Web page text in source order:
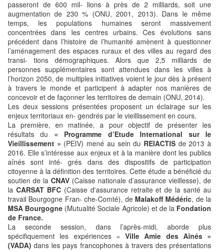
passeront de 600 mil- lions à près de 2 milliards, soit une
augmentation de 230 % (ONU, 2001, 2013). Dans le même
temps, les populations humaines seront massivement
concentrées dans les centres urbains. Ces évolutions sans
précédent dans l’histoire de l’humanité amènent à questionner
l’aménagement des espaces ruraux et des villes au regard des
transi- tions démographiques. Alors que 2,5 milliards de
personnes supplémentaires sont attendues dans les villes à
l’horizon 2050, de multiples initiatives voient le jour dès à présent
à travers le monde et participent à adapter nos manières de
concevoir et de façonner les territoires de demain (ONU, 2014).
Les deux sessions présentées proposent un éclairage sur les
enjeux territoriaux en- gendrés par le vieillissement en cours.
La première, en matinée, a pour objectif de présenter les
résultats du « Programme d’Etude International sur le
Vieillissement » (PEIV) mené au sein du REIACTISde 2013 à
2016. Elle s’intéresse aux enjeux et à la manière dont les publics
aînés sont inté- grés dans des dispositifs de participation
citoyenne à la définition des territoires. Cette étude a bénéficié du
soutien de la CNAV (Caisse nationale d’assurance vieillesse), de
la CARSAT BFC(Caisse d'assurance retraite et de la santé au
travail Bourgogne Fran- che-Comté), de Malakoff Médéric, de la
MSA Bourgogne (Mutualité Sociale Agricole) et de la Fondation
de France.
La seconde session, dans l’après-midi, aborde plus
spécifiquement les expériences « Ville Amie des Aînés »
(VADA) dans les pays francophones à travers des présentations